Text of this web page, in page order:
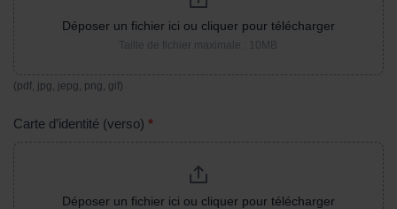
Déposer un fichier ici ou cliquer pour télécharger
Taille de fichier maximale : 10MB
(pdf, jpg, jepg, png, gif)
Carte d’identité (verso) *
Déposer un fichier ici ou cliquer pour télécharger